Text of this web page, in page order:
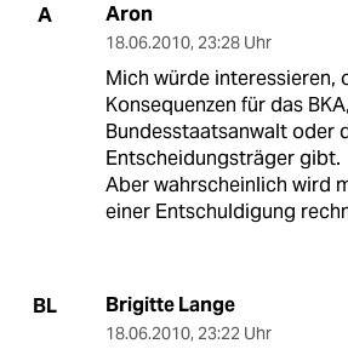
A Aron
18.06.2010, 23:28 Uhr
Mich würde interessieren,
Konsequenzen für das
Bundesstaatsanwalt oder
Entscheidungsträger gibt.
Aber wahrscheinlich wird
einer Entschuldigung
BL Brigitte Lange
18.06.2010, 23:22 Uhr